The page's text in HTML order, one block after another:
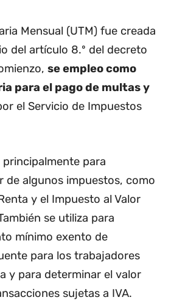
Mensual (UTM) fue creada
del artículo 8.º del decreto
se empleo como
para el pago de multas y
el Servicio de Impuestos
principalmente para
de algunos impuestos, como
y el Impuesto al Valor
se utiliza para
mínimo exento de
para los trabajadores
y para determinar el valor
sujetas a IVA.